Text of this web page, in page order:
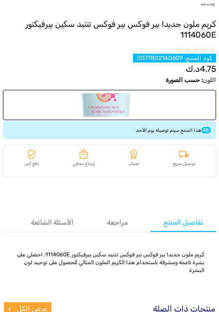
كريم ملون جديد! بير فوكس بير فوكس تنتيد سكين بيرفيكتور
1114060E
كود المنتج:
0077802140609
4.75د.ك
اللون: حسب الصورة
هذا المنتج سيتم توصيله يوم الأحد
توصيل سريع ضمان إرجاع مجاني دفع آمن
تفاصيل المنتج مراجعة الأسئلة الشائعة
كريم ملون جديد! بير فوكس بير فوكس تنتيد سكين بيرفيكتور 1114060E: احصلي على
بشرة ناعمة ومشرقة باستخدام هذا الكريم الملون المثالي للحصول على توحيد لون
البشرة
منتجات ذات الصلة عرض الكل